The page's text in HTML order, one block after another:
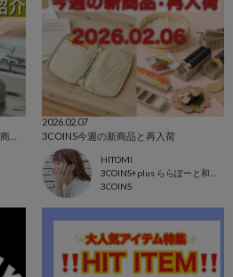
2026.02.07
3COINS今週の新商品と再入荷
HITOMI
3COINS